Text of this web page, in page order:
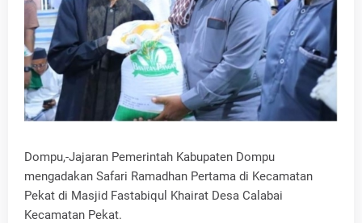
Dompu,-Jajaran Pemerintah Kabupaten Dompu
mengadakan Safari Ramadhan Pertama di Kecamatan
Pekat di Masjid Fastabiqul Khairat Desa Calabai
Kecamatan Pekat.